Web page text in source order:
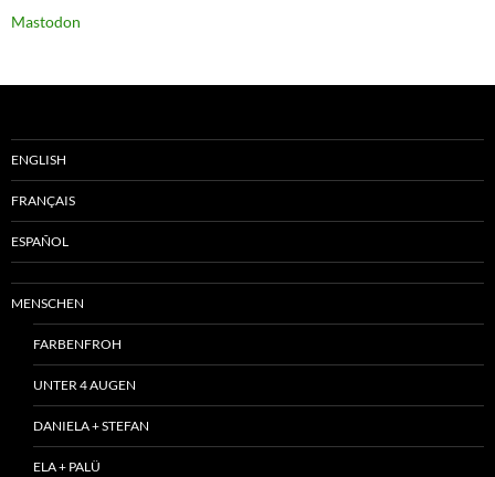
Mastodon
ENGLISH
FRANÇAIS
ESPAÑOL
MENSCHEN
FARBENFROH
UNTER 4 AUGEN
DANIELA + STEFAN
ELA + PALÜ